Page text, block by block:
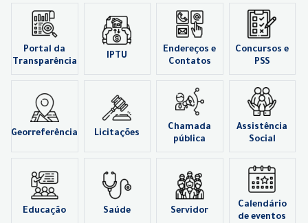
Portal da
Transparência
IPTU
Endereços e
Contatos
Concursos e
PSS
Georreferência Licitações
Chamada
pública
Assistência
Social
Educação Saúde Servidor
Calendário
de eventos